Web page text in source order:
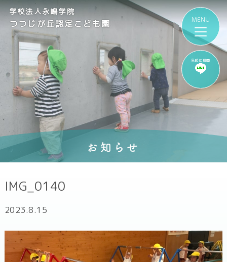
気軽に質問
学校法人永嶋学院
つつじが丘認定こども園
お知らせ
IMG_0140
2023.8.15